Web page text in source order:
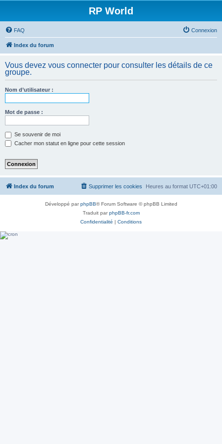
RP World
FAQ Connexion
Index du forum
Vous devez vous connecter pour consulter les détails de ce
groupe.
Nom d’utilisateur :
Mot de passe :
Se souvenir de moi
Cacher mon statut en ligne pour cette session
Index du forum Heures au format UTC+01:00
Supprimer les cookies
Développé parphpBB® Forum Software © phpBB Limited
Traduit parphpBB-fr.com
Confidentialité | Conditions